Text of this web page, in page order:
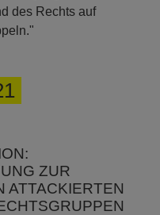
des Rechts auf
ZUR
ATTACKIERTEN